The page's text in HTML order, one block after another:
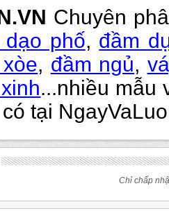
Chuyên
dạo phố, đầm
, đầm ngủ,
...nhiều mẫu
tại
Chỉ chấp